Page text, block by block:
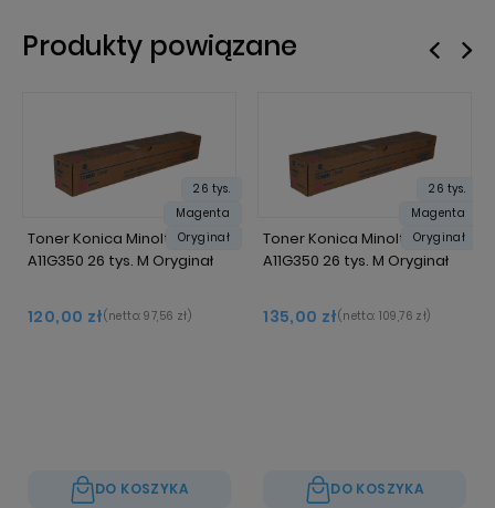
Produkty powiązane
26 tys.
Magenta
Oryginał
Toner Konica Minolta TN-319
A11G350 26 tys. M Oryginał
120,00 zł(netto: 97,56 zł)
DO KOSZYKA
26 tys.
Magenta
Oryginał
Toner Konica Minolta TN-319
A11G350 26 tys. M Oryginał
135,00 zł(netto: 109,76 zł)
DO KOSZYKA